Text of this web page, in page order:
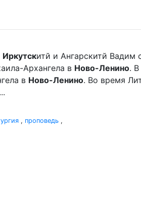
Иркутскитй и Ангарскитй Вадим
Архангела в Ново-Ленино.
в Ново-Ленино. Во время
, проповедь ,